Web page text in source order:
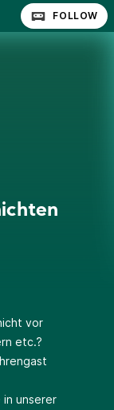
FOLLOW
vor
etc.?
in unserer